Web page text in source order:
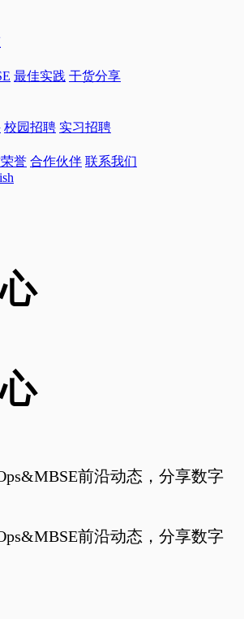
最佳实践 干货分享
校园招聘 实习招聘
誉 合作伙伴 联系我们
前沿动态，分享数字
前沿动态，分享数字